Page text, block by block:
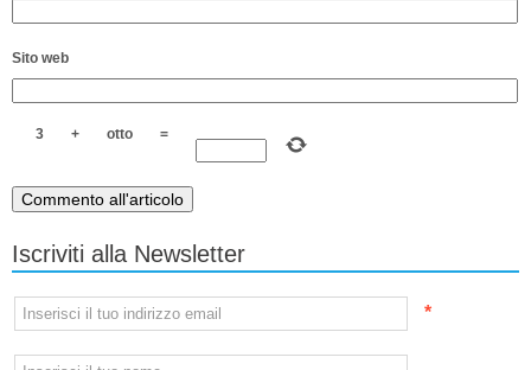
Sito web
3 + otto =
Iscriviti alla Newsletter
*